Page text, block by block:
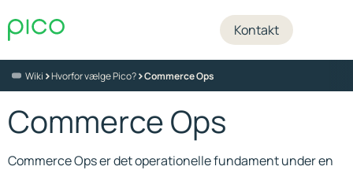
Kontakt
Wiki >Hvorfor vælge Pico?>Commerce Ops
Commerce Ops
Commerce Ops er det operationelle fundament under en